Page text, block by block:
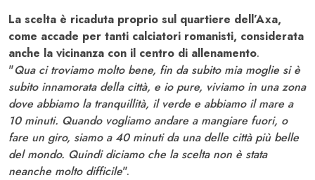
La scelta è ricaduta proprio sul quartiere dell’Axa,
come accade per tanti calciatori romanisti, considerata
anche la vicinanza con il centro di allenamento.
"Qua ci troviamo molto bene, fin da subito mia moglie si è
subito innamorata della città, e io pure, viviamo in una zona
dove abbiamo la tranquillità, il verde e abbiamo il mare a
10 minuti. Quando vogliamo andare a mangiare fuori, o
fare un giro, siamo a 40 minuti da una delle città più belle
del mondo. Quindi diciamo che la scelta non è stata
neanche molto difficile".